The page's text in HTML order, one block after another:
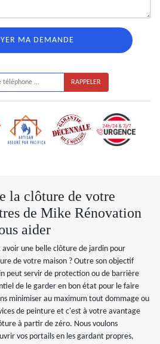
la clôture de votre
de Mike Rénovation
aider
avoir une belle clôture de jardin pour
de votre maison ? Outre son objectif
peut servir de protection ou de barrière
de le garder en bon état pour le faire
minimiser au maximum tout dommage ou
de peinture et c'est à votre avantage
à partir de zéro. Nous voulons
vos portails en les gardant propres,